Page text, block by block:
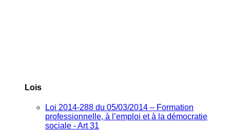
Lois
Loi 2014-288 du 05/03/2014 – Formation
professionnelle, à l’emploi et à la démocratie
sociale - Art 31